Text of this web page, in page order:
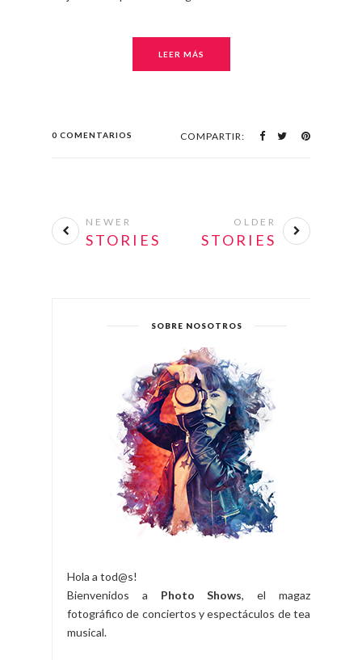
LEER MÁS
0 COMENTARIOS COMPARTIR:
NEWER
STORIES
OLDER
STORIES
SOBRE NOSOTROS
Hola a tod@s!
Bienvenidos a Photo Shows, el magazine
fotográfico de conciertos y espectáculos de teatro
musical.